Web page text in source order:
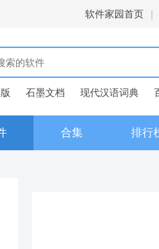
软件家园首页 |
石墨文档 现代汉语词典
合集 排行